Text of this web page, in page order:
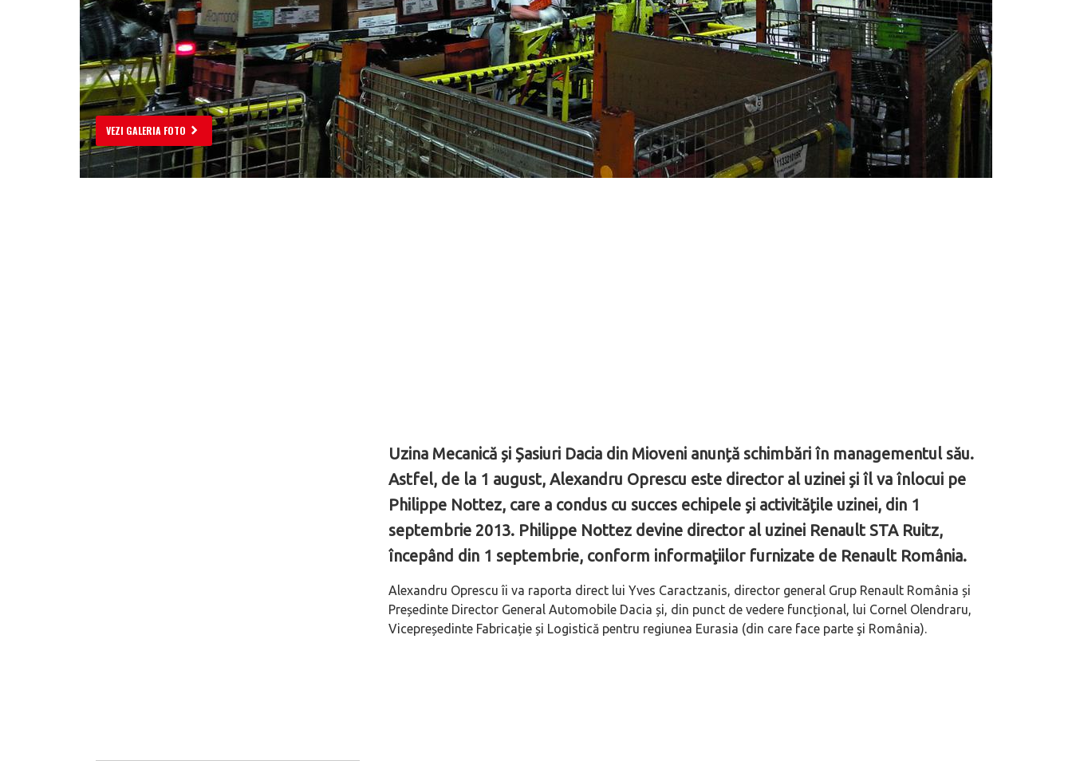
VEZI GALERIA FOTO
Uzina Mecanică și Șasiuri Dacia din Mioveni anunță schimbări în managementul său.
Astfel, de la 1 august, Alexandru Oprescu este director al uzinei și îl va înlocui pe
Philippe Nottez, care a condus cu succes echipele și activitățile uzinei, din 1
septembrie 2013. Philippe Nottez devine director al uzinei Renault STA Ruitz,
începând din 1 septembrie, conform informaţiilor furnizate de Renault România.
Alexandru Oprescu îi va raporta direct lui Yves Caractzanis, director general Grup Renault România și
Președinte Director General Automobile Dacia și, din punct de vedere funcțional, lui Cornel Olendraru,
Vicepreședinte Fabricație și Logistică pentru regiunea Eurasia (din care face parte şi România).